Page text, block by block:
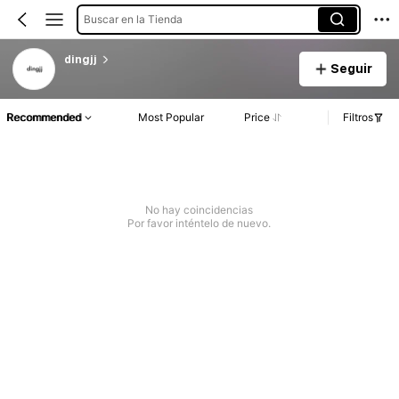
Buscar en la Tienda
dingjj
Seguir
Recommended Most Popular Price Filtros
No hay coincidencias
Por favor inténtelo de nuevo.